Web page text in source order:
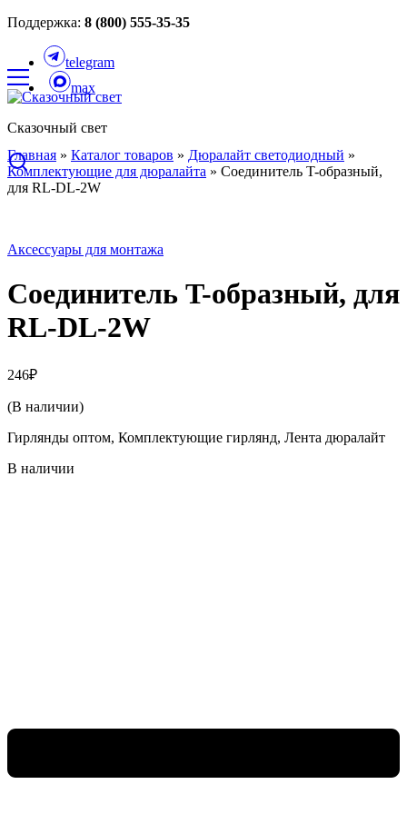
Поддержка: 8 (800) 555-35-35
telegram
max
Сказочный свет
Главная » Каталог товаров » Дюралайт светодиодный »
Комплектующие для дюралайта » Соединитель T-образный,
для RL-DL-2W
Аксессуары для монтажа
Соединитель T-образный, для
RL-DL-2W
246₽
(В наличии)
Гирлянды оптом, Комплектующие гирлянд, Лента дюралайт
В наличии